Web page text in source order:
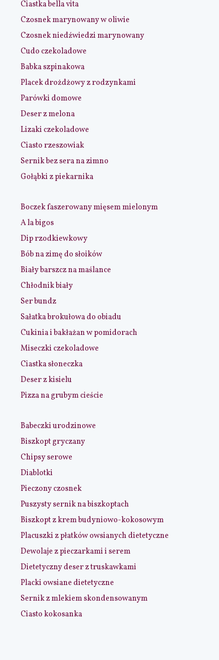
Ciastka bella vita
Czosnek marynowany w oliwie
Czosnek niedźwiedzi marynowany
Cudo czekoladowe
Babka szpinakowa
Placek drożdżowy z rodzynkami
Parówki domowe
Deser z melona
Lizaki czekoladowe
Ciasto rzeszowiak
Sernik bez sera na zimno
Gołąbki z piekarnika
Boczek faszerowany mięsem mielonym
A la bigos
Dip rzodkiewkowy
Bób na zimę do słoików
Biały barszcz na maślance
Chłodnik biały
Ser bundz
Sałatka brokułowa do obiadu
Cukinia i bakłażan w pomidorach
Miseczki czekoladowe
Ciastka słoneczka
Deser z kisielu
Pizza na grubym cieście
Babeczki urodzinowe
Biszkopt gryczany
Chipsy serowe
Diablotki
Pieczony czosnek
Puszysty sernik na biszkoptach
Biszkopt z krem budyniowo-kokosowym
Placuszki z płatków owsianych dietetyczne
Dewolaje z pieczarkami i serem
Dietetyczny deser z truskawkami
Placki owsiane dietetyczne
Sernik z mlekiem skondensowanym
Ciasto kokosanka